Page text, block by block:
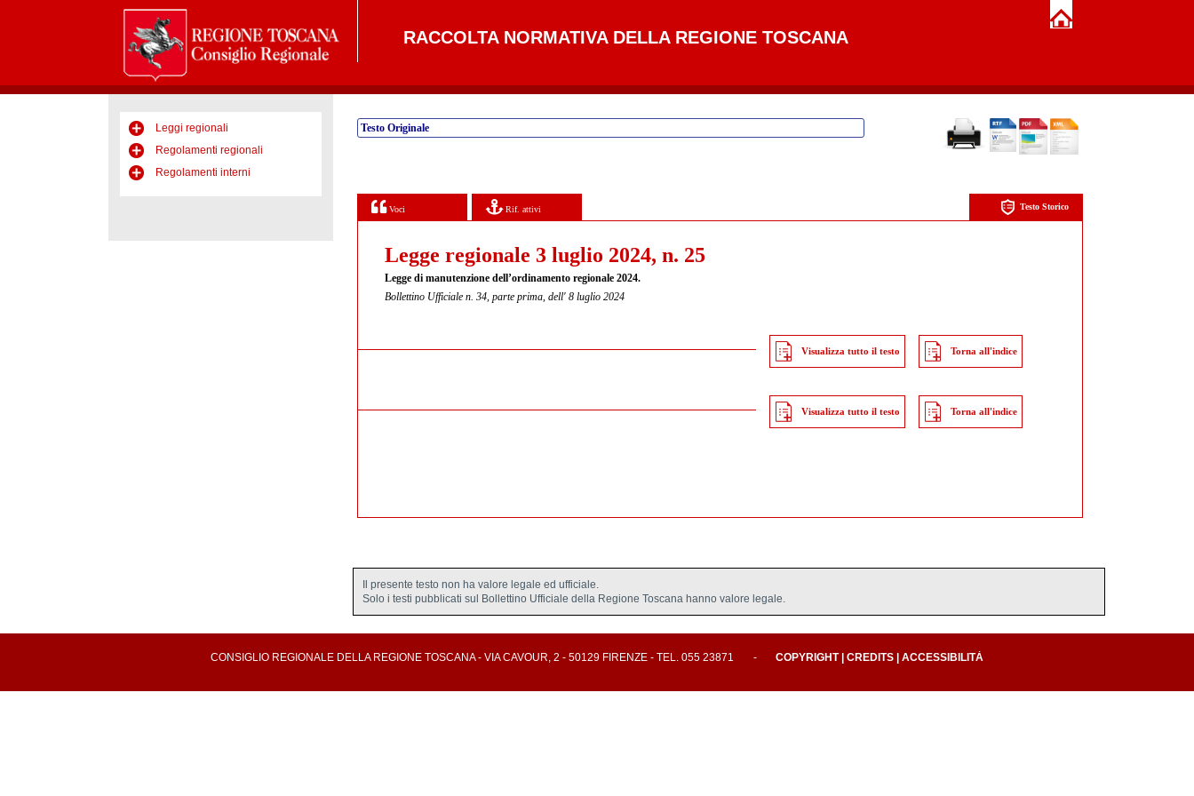
RACCOLTA NORMATIVA DELLA REGIONE TOSCANA
Leggi regionali
Regolamenti regionali
Regolamenti interni
Testo Originale
Voci Rif. attivi Testo Storico
Legge regionale 3 luglio 2024, n. 25
Legge di manutenzione dell’ordinamento regionale 2024.
Bollettino Ufficiale n. 34, parte prima, dell' 8 luglio 2024
Visualizza tutto il testo Torna all'indice
Visualizza tutto il testo Torna all'indice
Il presente testo non ha valore legale ed ufficiale.
Solo i testi pubblicati sul Bollettino Ufficiale della Regione Toscana hanno valore legale.
CONSIGLIO REGIONALE DELLA REGIONE TOSCANA - VIA CAVOUR, 2 - 50129 FIRENZE - TEL. 055 23871 - COPYRIGHT|CREDITS |ACCESSIBILITÀ